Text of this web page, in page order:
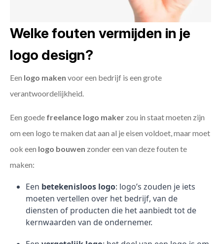
Welke fouten vermijden in je
logo design?
Een logo maken voor een bedrijf is een grote
verantwoordelijkheid.
Een goede freelance logo maker zou in staat moeten zijn
om een logo te maken dat aan al je eisen voldoet, maar moet
ook een logo bouwen zonder een van deze fouten te
maken:
Een betekenisloos logo: logo’s zouden je iets
moeten vertellen over het bedrijf, van de
diensten of producten die het aanbiedt tot de
kernwaarden van de ondernemer.